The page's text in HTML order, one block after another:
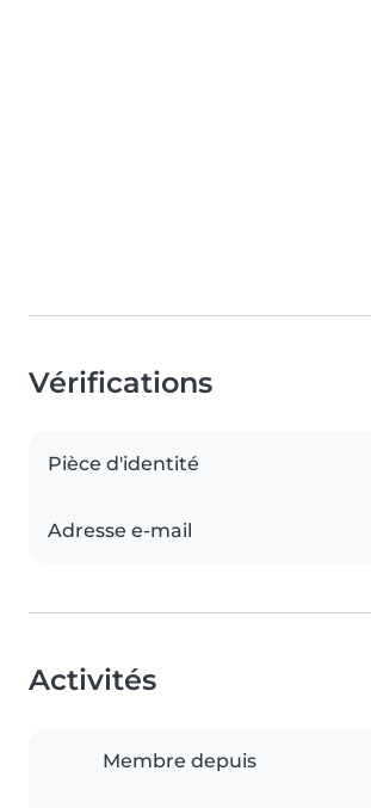
Vérifications
Pièce d'identité
Adresse e-mail
Activités
Membre depuis